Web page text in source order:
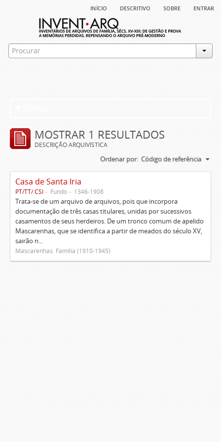
início descritivo sobre entrar
MOSTRAR 1 RESULTADOS
DESCRIÇÃO ARQUIVÍSTICA
Ordenar por: Código de referência
Casa de Santa Iria
PT/TT/ CSI Fundo 1346-1908
Trata-se de um arquivo de arquivos, pois que incorpora
documentação de três casas titulares, unidas por sucessivos
casamentos de seus herdeiros. De um tronco comum de apelido
Mascarenhas, que se identifica a partir de meados do século XV,
sairão n...
Mascarenhas. Família (1910-1945)